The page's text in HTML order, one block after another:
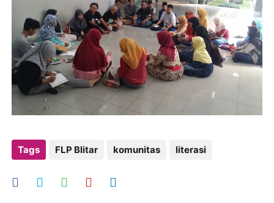
Tags FLP Blitar komunitas literasi